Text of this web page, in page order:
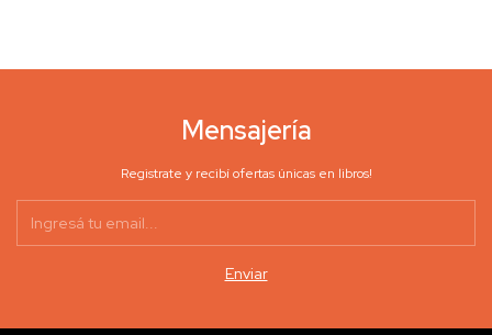
Mensajería
Registrate y recibí ofertas únicas en libros!